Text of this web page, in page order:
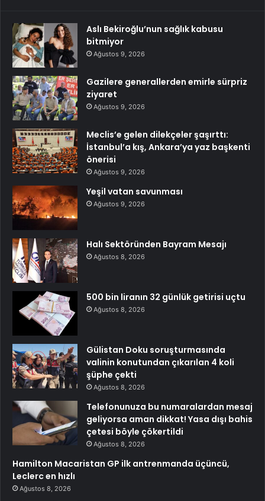
Aslı Bekiroğlu’nun sağlık kabusu
bitmiyor
Ağustos 9, 2026
Gazilere generallerden emirle sürpriz
ziyaret
Ağustos 9, 2026
Meclis’e gelen dilekçeler şaşırttı:
İstanbul’a kış, Ankara’ya yaz başkenti
önerisi
Ağustos 9, 2026
Yeşil vatan savunması
Ağustos 9, 2026
Halı Sektöründen Bayram Mesajı
Ağustos 8, 2026
500 bin liranın 32 günlük getirisi uçtu
Ağustos 8, 2026
Gülistan Doku soruşturmasında
valinin konutundan çıkarılan 4 koli
şüphe çekti
Ağustos 8, 2026
Telefonunuza bu numaralardan mesaj
geliyorsa aman dikkat! Yasa dışı bahis
çetesi böyle çökertildi
Ağustos 8, 2026
Hamilton Macaristan GP ilk antrenmanda üçüncü,
Leclerc en hızlı
Ağustos 8, 2026